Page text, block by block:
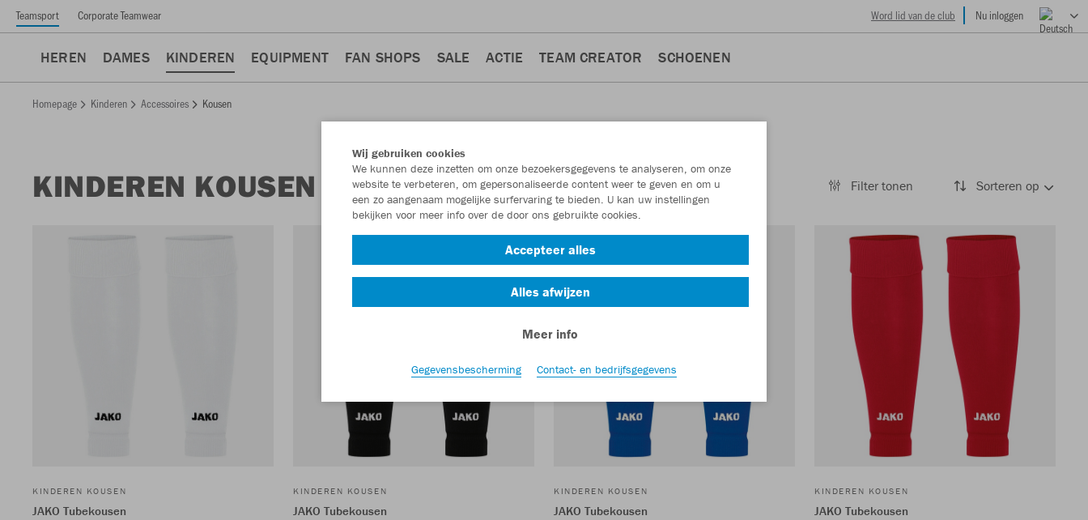
Teamsport Corporate Teamwear Word lid van de club Nu inloggen
HEREN DAMES KINDEREN EQUIPMENT FAN SHOPS SALE ACTIE TEAM CREATOR SCHOENEN
Homepage Kinderen Accessoires Kousen
KINDEREN KOUSEN Filter tonen Sorteren op
KINDEREN KOUSEN
JAKO Tubekousen
KINDEREN KOUSEN
JAKO Tubekousen
KINDEREN KOUSEN
JAKO Tubekousen
KINDEREN KOUSEN
JAKO Tubekousen
Wij gebruiken cookies
We kunnen deze inzetten om onze bezoekersgegevens te analyseren, om onze
website te verbeteren, om gepersonaliseerde content weer te geven en om u
een zo aangenaam mogelijke surfervaring te bieden. U kan uw instellingen
bekijken voor meer info over de door ons gebruikte cookies.
Accepteer alles
Alles afwijzen
Meer info
Gegevensbescherming Contact- en bedrijfsgegevens